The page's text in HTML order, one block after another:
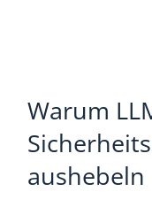
Warum
aushebeln